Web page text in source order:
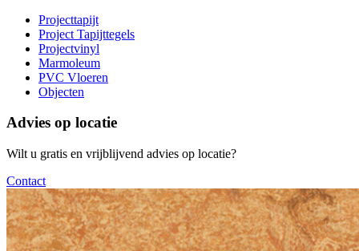
Projecttapijt
Project Tapijttegels
Projectvinyl
Marmoleum
PVC Vloeren
Objecten
Advies op locatie
Wilt u gratis en vrijblijvend advies op locatie?
Contact